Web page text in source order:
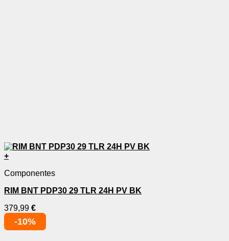
+
Componentes
RIM BNT PDP30 29 TLR 24H PV BK
379,99 €
-10%